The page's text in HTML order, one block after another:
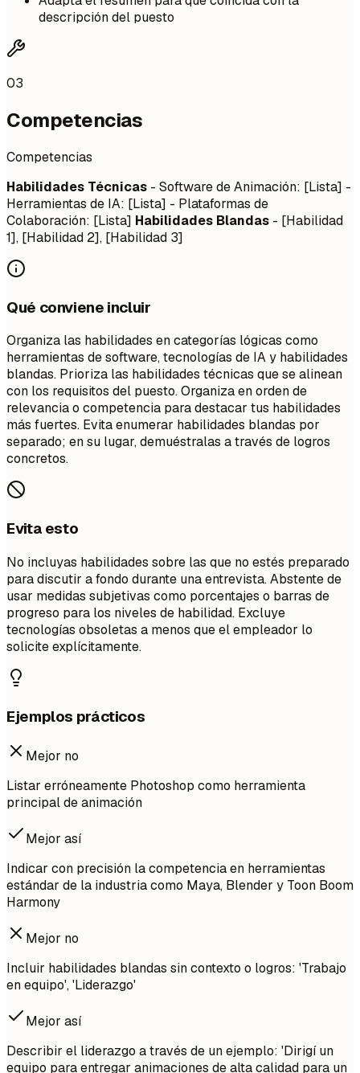
descripción del puesto
03
Competencias
Competencias
Habilidades Técnicas - Software de Animación: [Lista] -
Herramientas de IA: [Lista] - Plataformas de
Colaboración: [Lista] Habilidades Blandas - [Habilidad
1], [Habilidad 2], [Habilidad 3]
Qué conviene incluir
Organiza las habilidades en categorías lógicas como
herramientas de software, tecnologías de IA y habilidades
blandas. Prioriza las habilidades técnicas que se alinean
con los requisitos del puesto. Organiza en orden de
relevancia o competencia para destacar tus habilidades
más fuertes. Evita enumerar habilidades blandas por
separado; en su lugar, demuéstralas a través de logros
concretos.
Evita esto
No incluyas habilidades sobre las que no estés preparado
para discutir a fondo durante una entrevista. Abstente de
usar medidas subjetivas como porcentajes o barras de
progreso para los niveles de habilidad. Excluye
tecnologías obsoletas a menos que el empleador lo
solicite explícitamente.
Ejemplos prácticos
Mejor no
Listar erróneamente Photoshop como herramienta
principal de animación
Mejor así
Indicar con precisión la competencia en herramientas
estándar de la industria como Maya, Blender y Toon Boom
Harmony
Mejor no
Incluir habilidades blandas sin contexto o logros: 'Trabajo
en equipo', 'Liderazgo'
Mejor así
Describir el liderazgo a través de un ejemplo: 'Dirigí un
equipo para entregar animaciones de alta calidad para un